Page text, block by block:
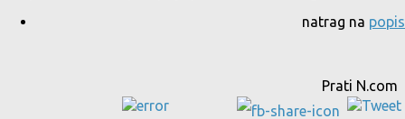
natrag na popis
Prati N.com